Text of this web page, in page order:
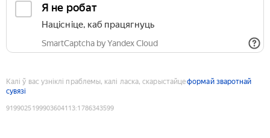
Я не робат
Націсніце, каб працягнуць
SmartCaptcha by Yandex Cloud
Калі ў вас узніклі праблемы, калі ласка, скарыстайцеформай зваротнай
сувязі
9199025199903604113:1786343599